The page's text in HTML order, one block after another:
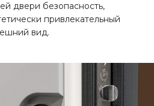
двери безопасность,
привлекательный
вид.